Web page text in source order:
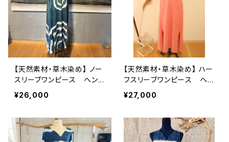
【天然素材・草木染め】 ノー
スリーブワンピース ヘンプ
コットン
¥26,000
【天然素材・草木染め】 ハー
フスリーブワンピース ヘン
プコットン
¥27,000